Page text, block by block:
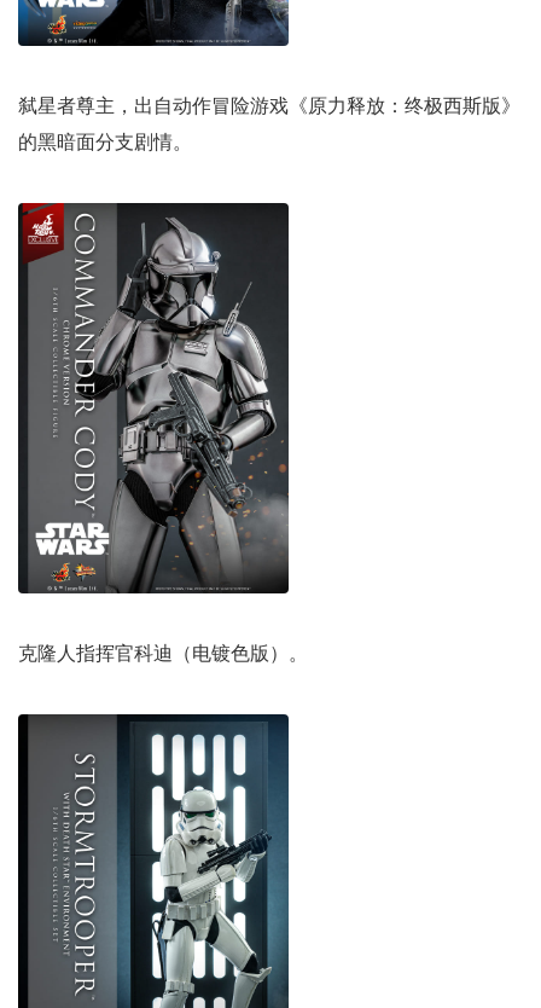
弑星者尊主，出自动作冒险游戏《原力释放：终极西斯版》
的黑暗面分支剧情。
克隆人指挥官科迪（电镀色版）。